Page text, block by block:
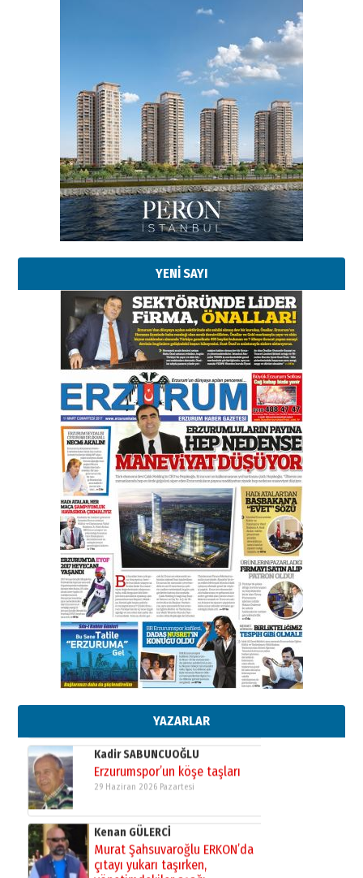
YENİ SAYI
YAZARLAR
Esat BİNDESEN
Başkan Sekmen’den Erzurum’a
bir vizyon proje daha!
02 Ağustos 2026 Pazar
Kadir SABUNCUOĞLU
Erzurumspor’un köşe taşları
29 Haziran 2026 Pazartesi
Kenan GÜLERCİ
Murat Şahsuvaroğlu ERKON’da
çıtayı yukarı taşırken,
yönetimdekiler aşağı
çekmemeli!
17 Şubat 2026 SalıOrhan BOZKURT
Bir fotoğraf, bir şehir, bir
gazeteci… Dizginler kimin
elinde?
31 Mart 2026 Salı
A. Berhan Yılmaz
BİR BÖLÜM DEĞİL, BİR ÖMÜR
SEÇİYORSUNUZ… “NEDEN
ATATÜRK ÜNİVERSİTESİ?”
28 Temmuz 2026 Salı
Ahmet Gökhan YAZICI
Ahmed Yesevi’den bir Alperen…
”Reisimiz” idi… Hakka yürüdü.!
26 Mart 2026 Perşembe
Cem Bakırcı
Ardında bıraktığı hatıralarıyla
gönül adamı Faruk Terzioğlu!
13 Mayıs 2026 Çarşamba
Esat BİNDESEN
Başkan Sekmen’den Erzurum’a
02 Ağustos 2026 Pazar
Kadir SABUNCUOĞLU
Erzurumspor’un köşe taşları
29 Haziran 2026 Pazartesi
Kenan GÜLERCİ
Murat Şahsuvaroğlu ERKON’da
çıtayı yukarı taşırken,
yönetimdekiler aşağı